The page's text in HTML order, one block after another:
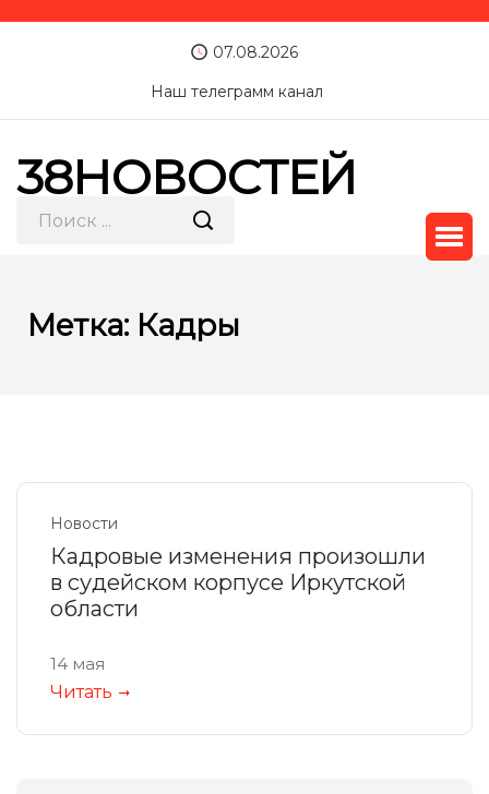
07.08.2026
Наш телеграмм канал
38НОВОСТЕЙ
Метка: Кадры
Новости
Кадровые изменения произошли
в судейском корпусе Иркутской
области
14 мая
Читать